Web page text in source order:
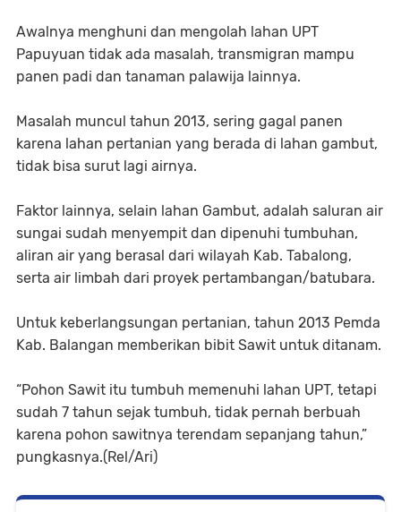
Awalnya menghuni dan mengolah lahan UPT
Papuyuan tidak ada masalah, transmigran mampu
panen padi dan tanaman palawija lainnya.
Masalah muncul tahun 2013, sering gagal panen
karena lahan pertanian yang berada di lahan gambut,
tidak bisa surut lagi airnya.
Faktor lainnya, selain lahan Gambut, adalah saluran air
sungai sudah menyempit dan dipenuhi tumbuhan,
aliran air yang berasal dari wilayah Kab. Tabalong,
serta air limbah dari proyek pertambangan/batubara.
Untuk keberlangsungan pertanian, tahun 2013 Pemda
Kab. Balangan memberikan bibit Sawit untuk ditanam.
“Pohon Sawit itu tumbuh memenuhi lahan UPT, tetapi
sudah 7 tahun sejak tumbuh, tidak pernah berbuah
karena pohon sawitnya terendam sepanjang tahun,”
pungkasnya.(Rel/Ari)